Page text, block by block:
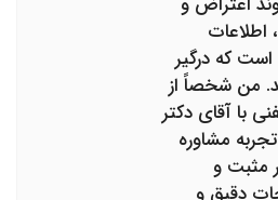
اطلاعات
که درگیر
من شخصاً از
با آقای دکتر
مشاوره
مثبت و
دقیق و